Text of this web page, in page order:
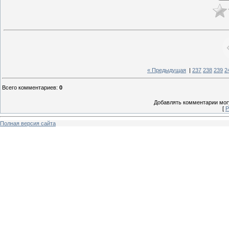
« Предыдущая 237 238 239
Всего комментариев: 0
Добавлять комментарии
[
Полная версия сайта